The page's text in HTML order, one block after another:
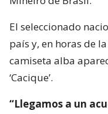
El seleccionado
país y, en horas de
camiseta alba
‘Cacique’.
“Llegamos a un